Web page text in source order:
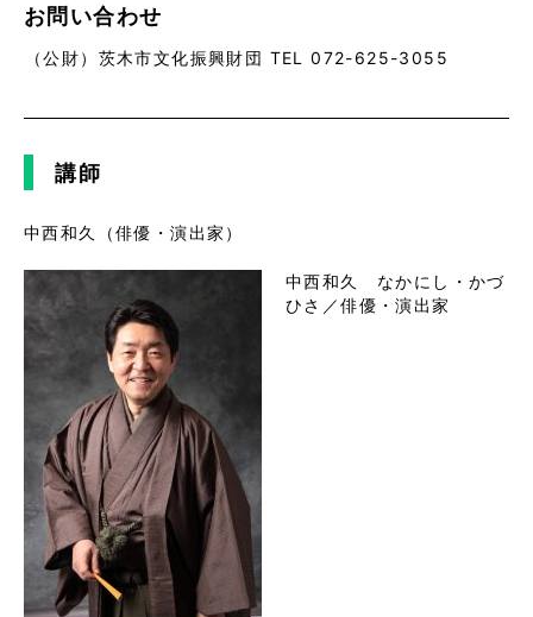
お問い合わせ
（公財）茨木市文化振興財団 TEL 072-625-3055
講師
中西和久（俳優・演出家）
中西和久 なかにし・かづ
ひさ／俳優・演出家